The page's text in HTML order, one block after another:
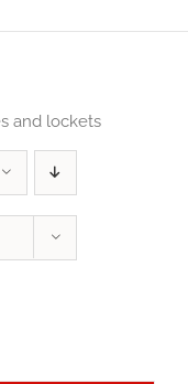
and lockets